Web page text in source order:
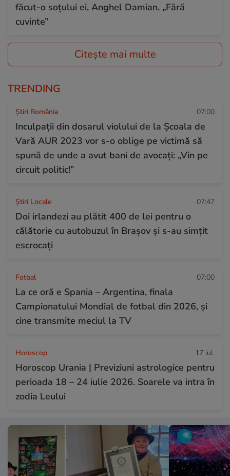
făcut-o soțului ei, Anghel Damian. „Fără
cuvinte”
Citește mai multe
TRENDING
Știri România 07:00
Inculpații din dosarul violului de la Școala de
Vară AUR 2023 vor s-o oblige pe victimă să
spună de unde a avut bani de avocați: „Vin pe
circuit politic!”
Știri Locale 07:47
Doi irlandezi au plătit 400 de lei pentru o
călătorie cu autobuzul în Brașov și s-au simțit
escrocați
Fotbal 07:00
La ce oră e Spania – Argentina, finala
Campionatului Mondial de fotbal din 2026, și
cine transmite meciul la TV
Horoscop 17 iul.
Horoscop Urania | Previziuni astrologice pentru
perioada 18 – 24 iulie 2026. Soarele va intra în
zodia Leului